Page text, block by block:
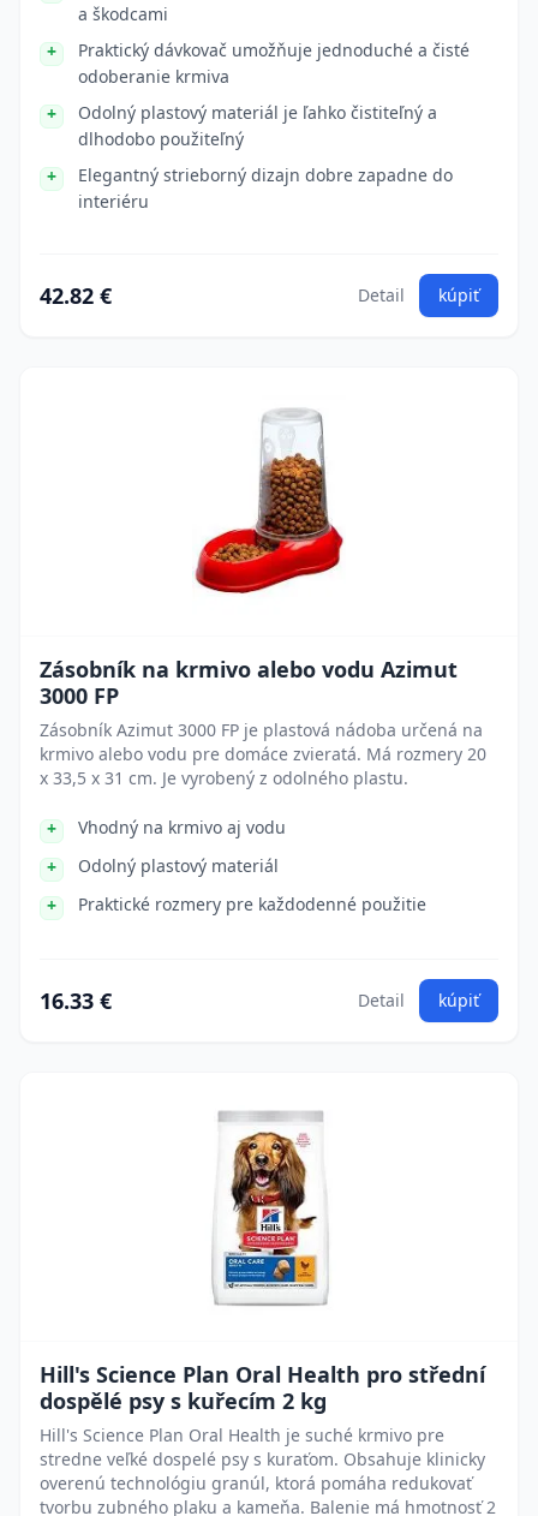
a škodcami
Praktický dávkovač umožňuje jednoduché a čisté
odoberanie krmiva
Odolný plastový materiál je ľahko čistiteľný a
dlhodobo použiteľný
Elegantný strieborný dizajn dobre zapadne do
interiéru
42.82 € Detail kúpiť
Zásobník na krmivo alebo vodu Azimut
3000 FP
Zásobník Azimut 3000 FP je plastová nádoba určená na
krmivo alebo vodu pre domáce zvieratá. Má rozmery 20
x 33,5 x 31 cm. Je vyrobený z odolného plastu.
Vhodný na krmivo aj vodu
Odolný plastový materiál
Praktické rozmery pre každodenné použitie
16.33 € Detail kúpiť
Hill's Science Plan Oral Health pro střední
dospělé psy s kuřecím 2 kg
Hill's Science Plan Oral Health je suché krmivo pre
stredne veľké dospelé psy s kuraťom. Obsahuje klinicky
overenú technológiu granúl, ktorá pomáha redukovať
tvorbu zubného plaku a kameňa. Balenie má hmotnosť 2